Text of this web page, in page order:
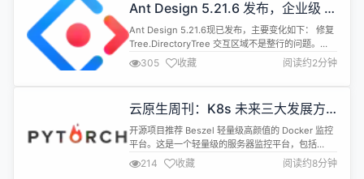
背景知识可以先阅读以下文章： https...
Ant Design 5.21.6 发布，企业级 UI
设计语言和 React 实现
Ant Design 5.21.6现已发布，主要变化如下： 修复
Tree.DirectoryTree 交互区域不是整行的问题。
#51210 修复 Button 图标未垂直居中的问题。
#51381 修复 Input 组件variant设置borderless
时，disabled状态下指针样式未设置not-allowed的
305 收藏 阅读约2分钟
云原生周刊：K8s 未来三大发展方
向
开源项目推荐 Beszel 轻量级高颜值的 Docker 监控
平台。这是一个轻量级的服务器监控平台，包括
Docker 统计、历史数据和警报功能。它拥有友好的
Web 界面，配置简单、开箱即用，支持自动备份、
214 收藏 阅读约8分钟